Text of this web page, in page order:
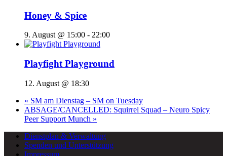
Honey & Spice
9. August @ 15:00 - 22:00
Playfight Playground
12. August @ 18:30
« SM am Dienstag – SM on Tuesday
ABSAGE/CANCELLED: Squirrel Squad – Neuro Spicy
Peer Support Munch »
Dienstplan & Verwaltung
Spenden und Unterstützung
Impressum